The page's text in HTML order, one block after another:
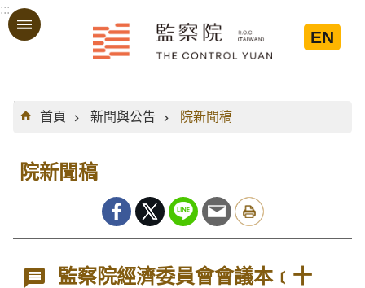
跳到主要內容區塊
:::
EN
:::
首頁
新聞與公告 院新聞稿
院新聞稿
監察院經濟委員會會議本﹝十